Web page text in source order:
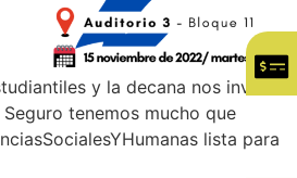
y la decana nos invitan
tenemos mucho que
lista para